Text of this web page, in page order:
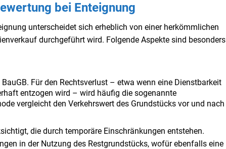
bei Enteignung
unterscheidet sich erheblich von einer herkömmlichen
durchgeführt wird. Folgende Aspekte sind besonders
Für den Rechtsverlust – etwa wenn eine Dienstbarkeit
entzogen wird – wird häufig die sogenannte
vergleicht den Verkehrswert des Grundstücks vor und nach
die durch temporäre Einschränkungen entstehen.
in der Nutzung des Restgrundstücks, wofür ebenfalls eine